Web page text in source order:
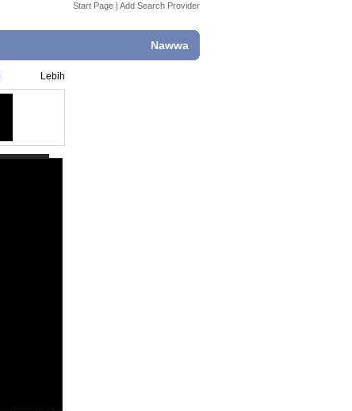
Start Page | Add Search Provider
Nawwa
Lebih